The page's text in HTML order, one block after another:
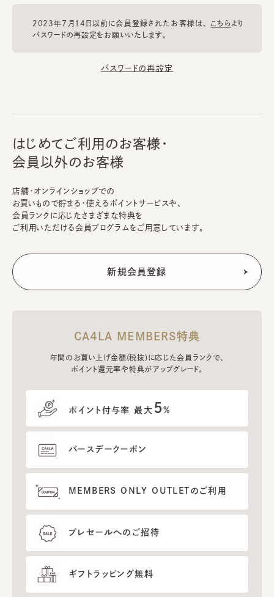
2023年7月14日以前に会員登録されたお客様は、 こちらより
パスワードの再設定をお願いいたします。
パスワードの再設定
はじめてご利用のお客様・
会員以外のお客様
店舗・オンラインショップでの
お買いもので貯まる・使えるポイントサービスや、
会員ランクに応じたさまざまな特典を
ご利用いただける会員プログラムをご用意しています。
CA4LA MEMBERS特典
年間のお買い上げ金額(税抜)に応じた会員ランクで、
ポイント還元率や特典がアップグレード。
ポイント付与率 最大 5%
バースデークーポン
MEMBERS ONLY OUTLETのご利用
プレセールへのご招待
ギフトラッピング無料